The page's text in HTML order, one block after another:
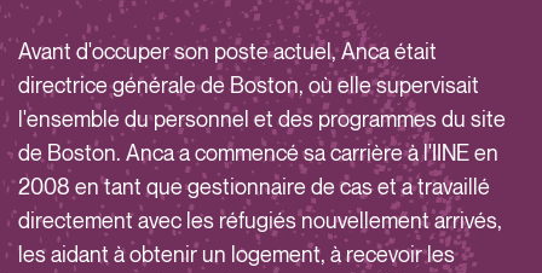
Avant d'occuper son poste actuel, Anca était
directrice générale de Boston, où elle supervisait
l'ensemble du personnel et des programmes du site
de Boston. Anca a commencé sa carrière à l'IINE en
2008 en tant que gestionnaire de cas et a travaillé
directement avec les réfugiés nouvellement arrivés,
les aidant à obtenir un logement, à recevoir les